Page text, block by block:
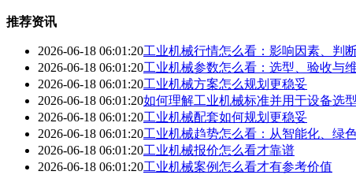
推荐资讯
2026-06-18 06:01:20工业机械行情怎么看：影响因素、判
2026-06-18 06:01:20工业机械参数怎么看：选型、验收与
2026-06-18 06:01:20工业机械方案怎么规划更稳妥
2026-06-18 06:01:20如何理解工业机械标准并用于设备选
2026-06-18 06:01:20工业机械配套如何规划更稳妥
2026-06-18 06:01:20工业机械趋势怎么看：从智能化、绿
2026-06-18 06:01:20工业机械报价怎么看才靠谱
2026-06-18 06:01:20工业机械案例怎么看才有参考价值